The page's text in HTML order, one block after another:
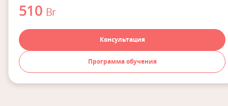
510 Br
Консультация
Программа обучения